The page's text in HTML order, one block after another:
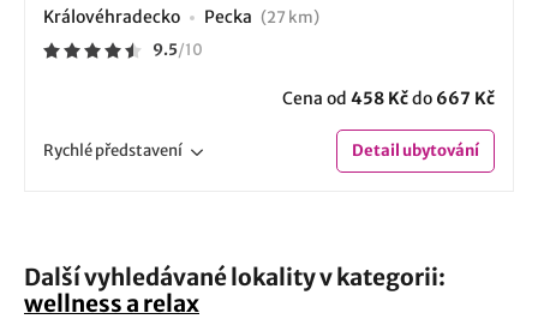
Královéhradecko Pecka (27 km)
9.5/10
Cena od 458 Kčdo 667 Kč
Rychlépředstavení Detailubytování
Další vyhledávané lokality v kategorii:
wellness a relax